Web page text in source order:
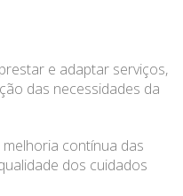
e adaptar serviços,
das necessidades da
contínua das
dos cuidados